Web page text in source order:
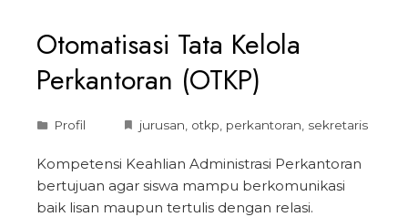
Otomatisasi Tata Kelola
Perkantoran (OTKP)
Profil jurusan otkp perkantoran sekretaris
Kompetensi Keahlian Administrasi Perkantoran
bertujuan agar siswa mampu berkomunikasi
baik lisan maupun tertulis dengan relasi.